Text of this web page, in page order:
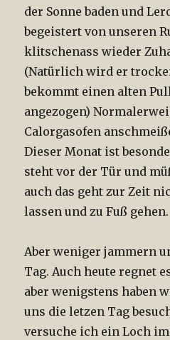
der Sonne baden und
begeistert von unseren
klitschenass wieder
(Natürlich wird er
bekommt einen alten
angezogen)
Calorgasofen
Dieser Monat ist
steht vor der Tür und
auch das geht zur Zeit
lassen und zu Fuß gehen.
Aber weniger jammern
Tag. Auch heute regnet
aber wenigstens haben
uns die letzen Tag
versuche ich ein Loch